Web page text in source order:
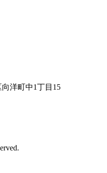
洋町中1丁目15